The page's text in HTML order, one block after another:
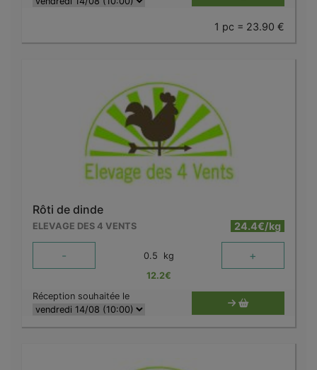
1 pc = 23.90 €
Rôti de dinde
ELEVAGE DES 4 VENTS 24.4€/kg
- 0.5 kg +
12.2€
Réception souhaitée le